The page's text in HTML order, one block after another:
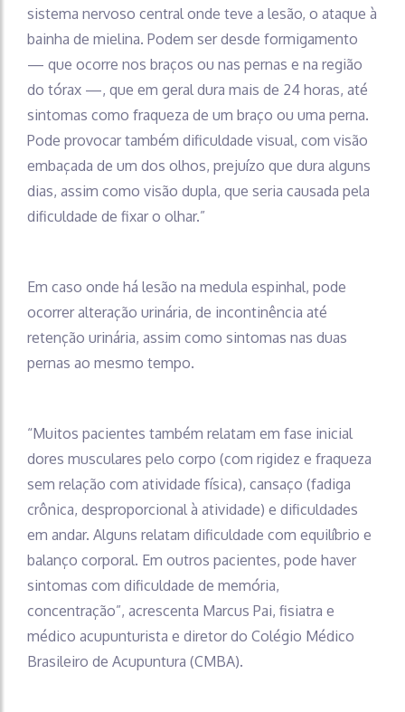
sistema nervoso central onde teve a lesão, o ataque à
bainha de mielina. Podem ser desde formigamento
— que ocorre nos braços ou nas pernas e na região
do tórax —, que em geral dura mais de 24 horas, até
sintomas como fraqueza de um braço ou uma perna.
Pode provocar também dificuldade visual, com visão
embaçada de um dos olhos, prejuízo que dura alguns
dias, assim como visão dupla, que seria causada pela
dificuldade de fixar o olhar.”
Em caso onde há lesão na medula espinhal, pode
ocorrer alteração urinária, de incontinência até
retenção urinária, assim como sintomas nas duas
pernas ao mesmo tempo.
“Muitos pacientes também relatam em fase inicial
dores musculares pelo corpo (com rigidez e fraqueza
sem relação com atividade física), cansaço (fadiga
crônica, desproporcional à atividade) e dificuldades
em andar. Alguns relatam dificuldade com equilíbrio e
balanço corporal. Em outros pacientes, pode haver
sintomas com dificuldade de memória,
concentração”, acrescenta Marcus Pai, fisiatra e
médico acupunturista e diretor do Colégio Médico
Brasileiro de Acupuntura (CMBA).